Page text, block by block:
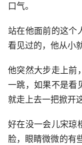
口气。
站在他面前的这个
看见过的，他从小
他突然大步走上前
一跳，如果不是看
就走上去一把掀开
好在没一会儿宋琼
脸，眼睛微微的有